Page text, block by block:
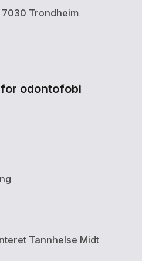
Trondheim
odontofobi
Tannhelse Midt